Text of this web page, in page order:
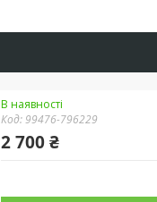
В наявності
Код:99476-796229
2 700 ₴